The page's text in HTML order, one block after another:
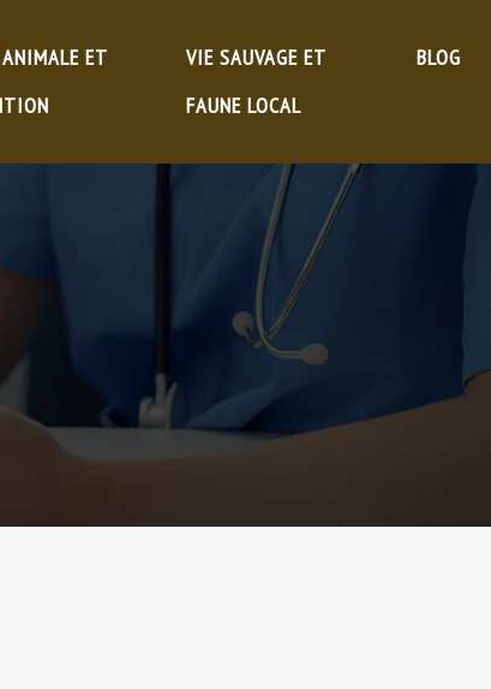
ET
VIE SAUVAGE ET
FAUNE LOCAL
BLOG